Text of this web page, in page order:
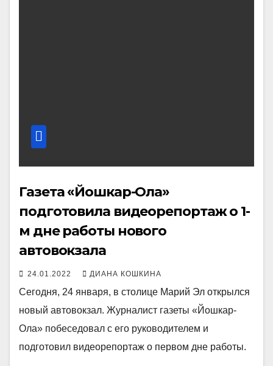
Газета «Йошкар-Ола»
подготовила видеорепортаж о 1-
м дне работы нового
автовокзала
24.01.2022 ДИАНА КОШКИНА
Сегодня, 24 января, в столице Марий Эл открылся
новый автовокзал. Журналист газеты «Йошкар-
Ола» побеседовал с его руководителем и
подготовил видеорепортаж о первом дне работы.